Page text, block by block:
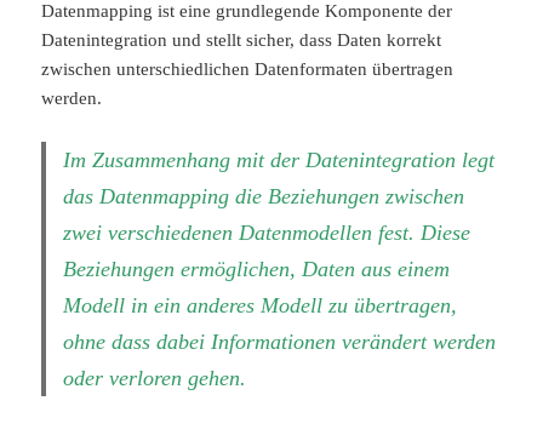
Datenmapping ist eine grundlegende Komponente der
Datenintegration und stellt sicher, dass Daten korrekt
zwischen unterschiedlichen Datenformaten übertragen
werden.
Im Zusammenhang mit der Datenintegration legt
das Datenmapping die Beziehungen zwischen
zwei verschiedenen Datenmodellen fest. Diese
Beziehungen ermöglichen, Daten aus einem
Modell in ein anderes Modell zu übertragen,
ohne dass dabei Informationen verändert werden
oder verloren gehen.